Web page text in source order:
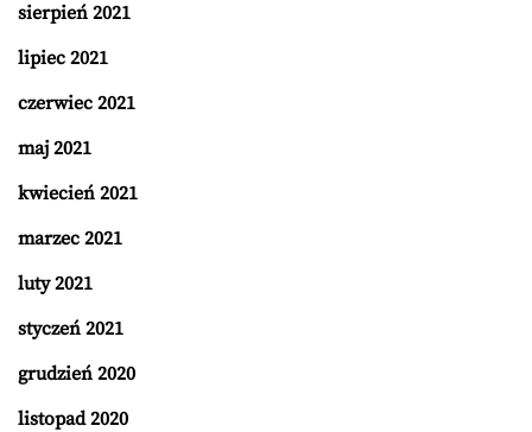
sierpień 2021
lipiec 2021
czerwiec 2021
maj 2021
kwiecień 2021
marzec 2021
luty 2021
styczeń 2021
grudzień 2020
listopad 2020